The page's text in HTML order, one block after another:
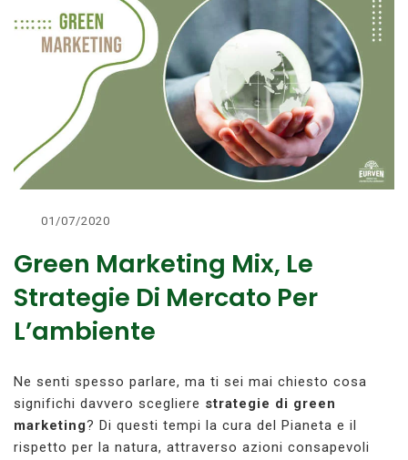
01/07/2020
Green Marketing Mix, Le
Strategie Di Mercato Per
L’ambiente
Ne senti spesso parlare, ma ti sei mai chiesto cosa
significhi davvero scegliere strategie di green
marketing? Di questi tempi la cura del Pianeta e il
rispetto per la natura, attraverso azioni consapevoli